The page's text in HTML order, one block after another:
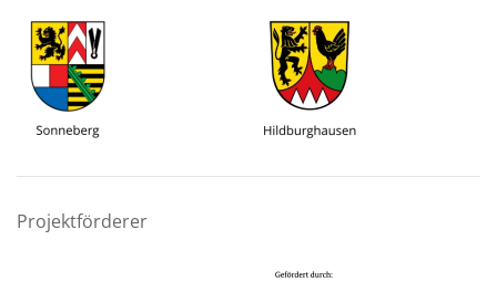
Projektförderer